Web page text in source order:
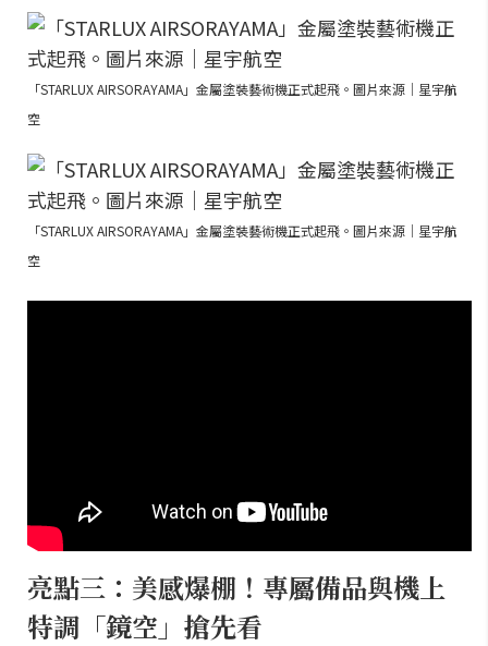
「STARLUX AIRSORAYAMA」金屬塗裝藝術機正式起飛。圖片來源｜星宇航
空
「STARLUX AIRSORAYAMA」金屬塗裝藝術機正式起飛。圖片來源｜星宇航
空
亮點三：美感爆棚！專屬備品與機上
特調「鏡空」搶先看